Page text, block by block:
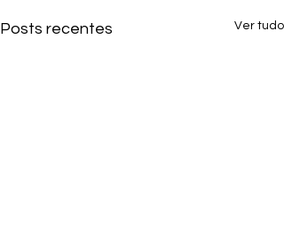
Posts recentes Ver tudo